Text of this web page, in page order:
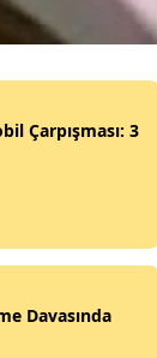
Çarpışması: 3
Davasında